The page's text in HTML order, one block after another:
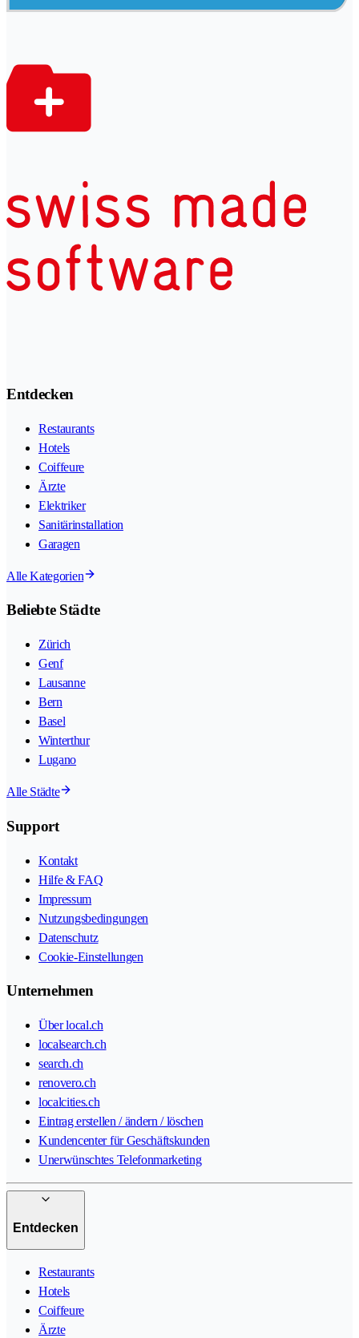
Entdecken
Restaurants
Hotels
Coiffeure
Ärzte
Elektriker
Sanitärinstallation
Garagen
Alle Kategorien
Beliebte Städte
Zürich
Genf
Lausanne
Bern
Basel
Winterthur
Lugano
Alle Städte
Support
Kontakt
Hilfe & FAQ
Impressum
Nutzungsbedingungen
Datenschutz
Cookie-Einstellungen
Unternehmen
Über local.ch
localsearch.ch
search.ch
renovero.ch
localcities.ch
Eintrag erstellen / ändern / löschen
Kundencenter für Geschäftskunden
Unerwünschtes Telefonmarketing
Entdecken
Restaurants
Hotels
Coiffeure
Ärzte